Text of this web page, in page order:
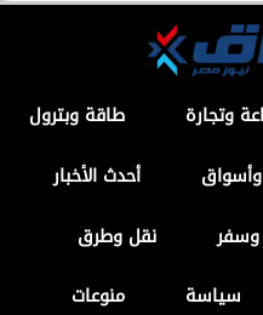
وتجارة
طاقة وبترول
أحدث الأخبار
نقل وطرق
سياسة
منوعات